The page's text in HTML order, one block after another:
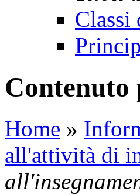
Classi
Home »
all'attività di